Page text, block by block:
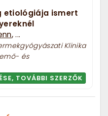
etiológiája ismert
, ...
Klinika
és
TOVÁBBI SZERZŐK